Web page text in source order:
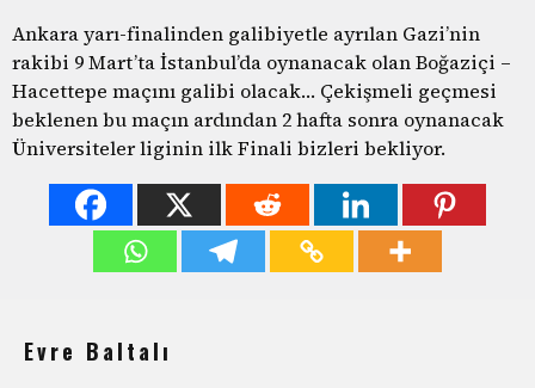
Ankara yarı-finalinden galibiyetle ayrılan Gazi’nin
rakibi 9 Mart’ta İstanbul’da oynanacak olan Boğaziçi –
Hacettepe maçını galibi olacak… Çekişmeli geçmesi
beklenen bu maçın ardından 2 hafta sonra oynanacak
Üniversiteler liginin ilk Finali bizleri bekliyor.
Evre Baltalı